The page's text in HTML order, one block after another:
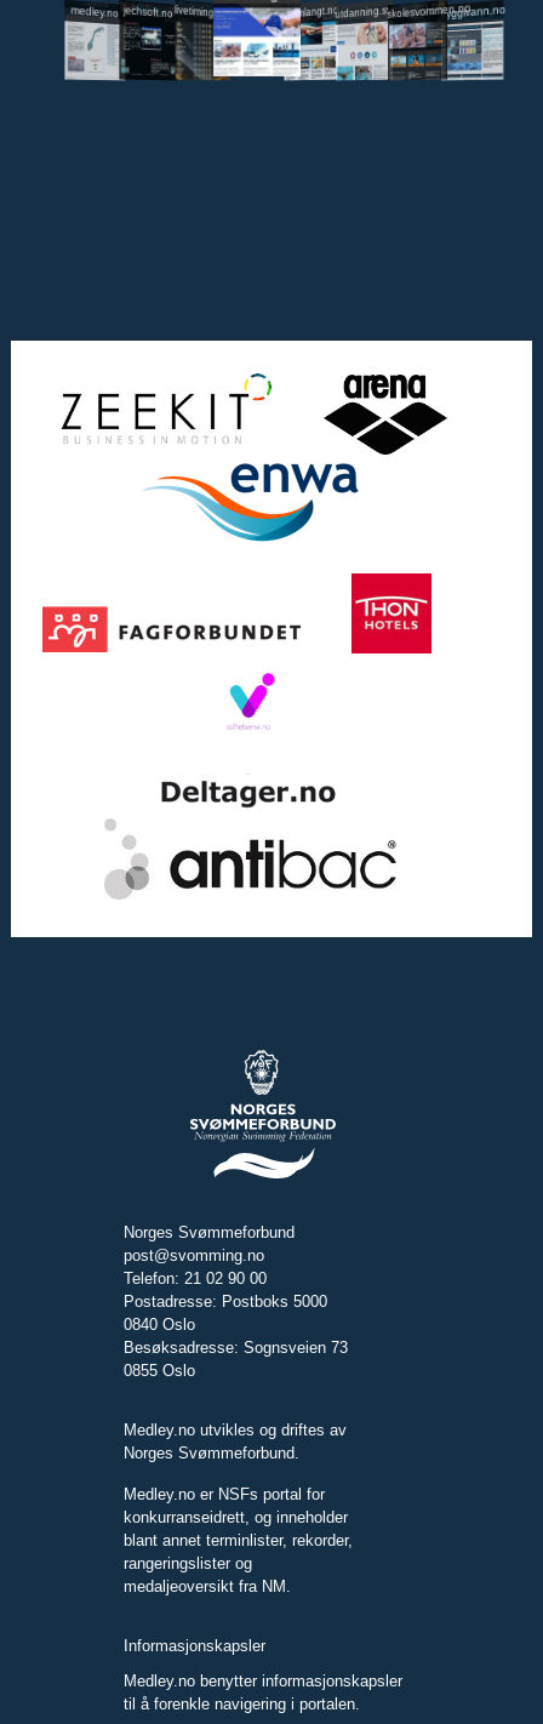
medley.no jechsoft.nolivetiming.medley.no svomlangt.noutdanning.svomming.no
skolesvommen.notryggivann.no
Norges Svømmeforbund
post@svomming.no
Telefon: 21 02 90 00
Postadresse: Postboks 5000
0840 Oslo
Besøksadresse: Sognsveien 73
0855 Oslo
Medley.no utvikles og driftes av
Norges Svømmeforbund.
Medley.no er NSFs portal for
konkurranseidrett, og inneholder
blant annet terminlister, rekorder,
rangeringslister og
medaljeoversikt fra NM.
Informasjonskapsler
Medley.no benytter informasjonskapsler
til å forenkle navigering i portalen.